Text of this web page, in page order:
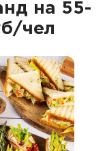
на 55-
чел